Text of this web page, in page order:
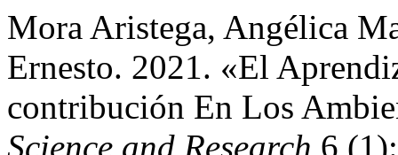
Mora Aristega, Angélica
Ernesto. 2021. «El
contribución En Los
Science and Research 6